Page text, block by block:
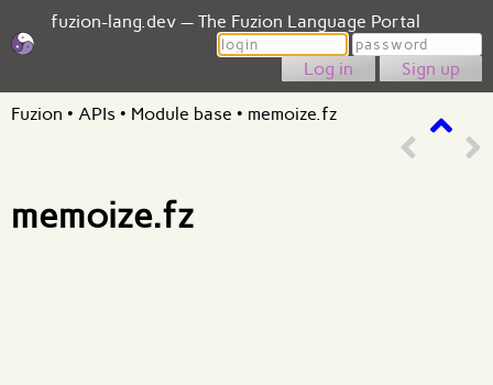
fuzion-lang.dev — The Fuzion Language Portal
Login
Password
Sign up
Fuzion • APIs • Module base • memoize.fz
memoize.fz